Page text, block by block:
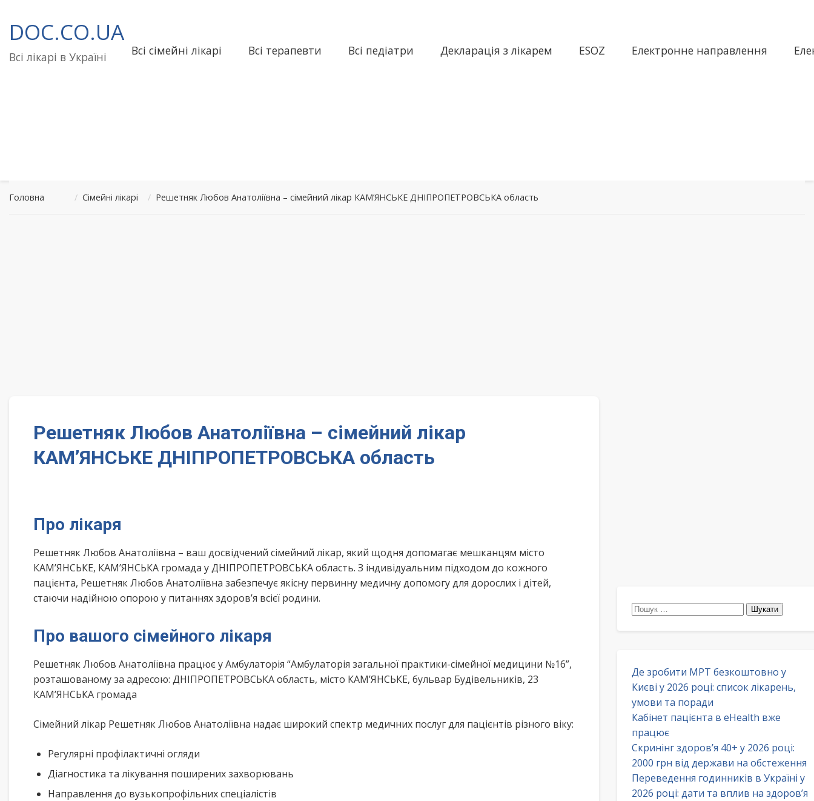
до
вмісту
DOC.CO.UA
Всі лікарі в Україні Всі сімейні лікарі Всі терапевти Всі педіатри Декларація з лікарем ESOZ Електронне направлення
Головна / Сімейні лікарі / Решетняк Любов Анатоліївна – сімейний лікар КАМ’ЯНСЬКЕ ДНІПРОПЕТРОВСЬКА область
Решетняк Любов Анатоліївна – сімейний лікар
КАМ’ЯНСЬКЕ ДНІПРОПЕТРОВСЬКА область
Про лікаря
Решетняк Любов Анатоліївна – ваш досвідчений сімейний лікар, який щодня допомагає мешканцям місто
КАМ’ЯНСЬКЕ, КАМ’ЯНСЬКА громада у ДНІПРОПЕТРОВСЬКА область. З індивідуальним підходом до кожного
пацієнта, Решетняк Любов Анатоліївна забезпечує якісну первинну медичну допомогу для дорослих і дітей,
стаючи надійною опорою у питаннях здоров’я всієї родини.
Про вашого сімейного лікаря
Решетняк Любов Анатоліївна працює у Амбулаторія “Амбулаторія загальної практики-сімейної медицини №16”,
розташованому за адресою: ДНІПРОПЕТРОВСЬКА область, місто КАМ’ЯНСЬКЕ, бульвар Будівельників, 23
КАМ’ЯНСЬКА громада
Сімейний лікар Решетняк Любов Анатоліївна надає широкий спектр медичних послуг для пацієнтів різного віку:
Регулярні профілактичні огляди
Діагностика та лікування поширених захворювань
Направлення до вузькопрофільних спеціалістів
Пошук:
Де зробити МРТ безкоштовно у
Києві у 2026 році: список лікарень,
умови та поради
Кабінет пацієнта в eHealth вже
працює
Скринінг здоров’я 40+ у 2026 році:
2000 грн від держави на обстеження
Переведення годинників в Україні у
2026 році: дати та вплив на здоров’я